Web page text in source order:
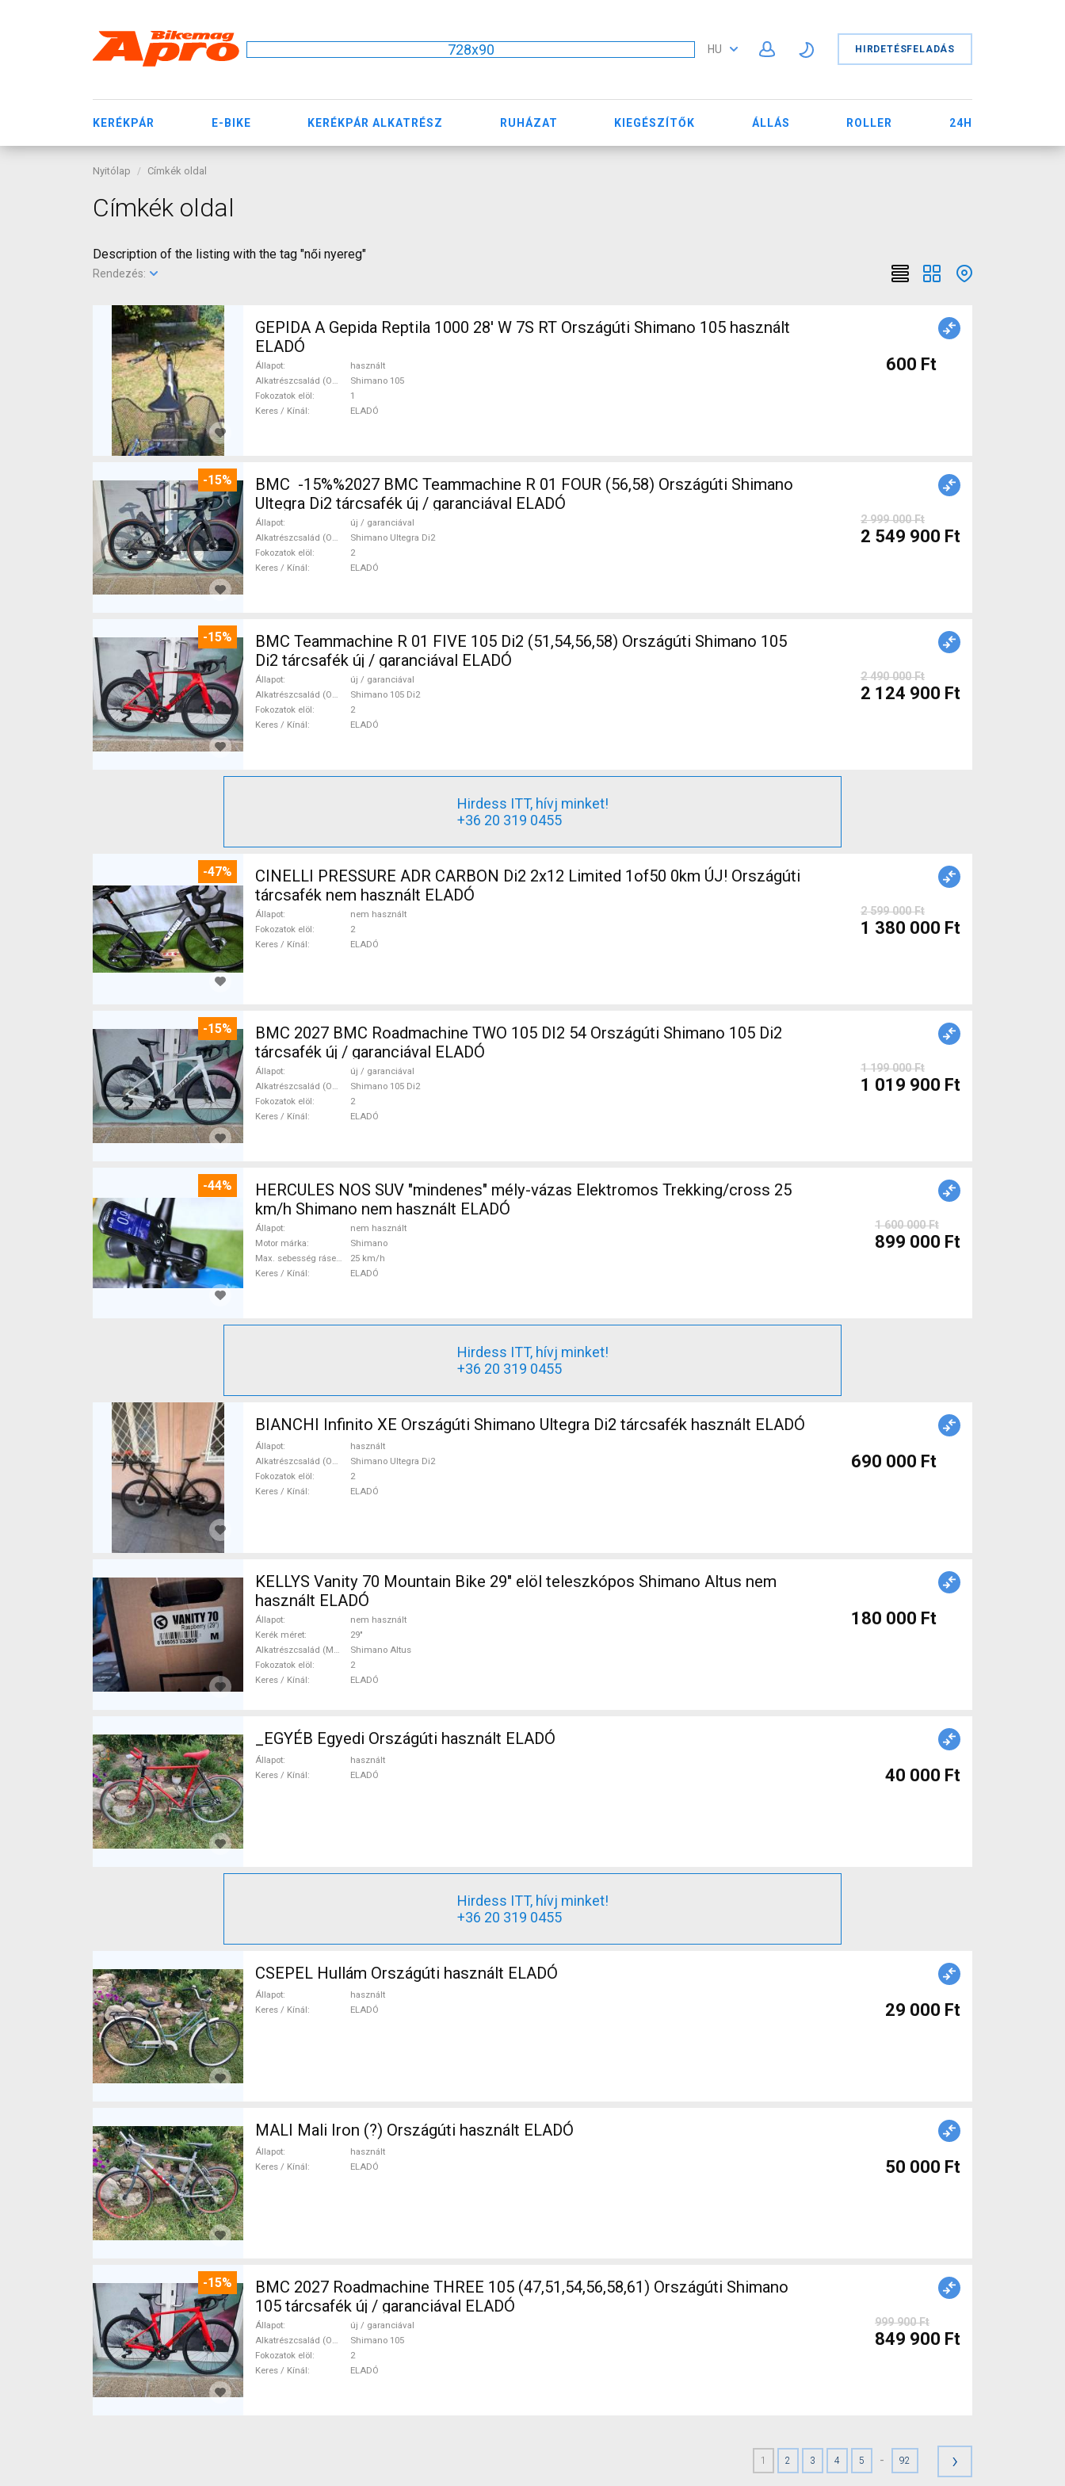
728x90 HU HIRDETÉSFELADÁS
KERÉKPÁR E-BIKE KERÉKPÁR ALKATRÉSZ RUHÁZAT KIEGÉSZÍTŐK ÁLLÁS ROLLER 24H
Nyitólap Címkék oldal
Címkék oldal
Description of the listing with the tag "női nyereg"
Rendezés:
GEPIDA A Gepida Reptila 1000 28' W 7S RT Országúti Shimano 105 használt
ELADÓ
Állapot
használt
Alkatrészcsalád (Outi)
Shimano 105
Fokozatok elöl
1
Keres / Kínál
ELADÓ
600 Ft
-15%
BMC -15%%2027 BMC Teammachine R 01 FOUR (56,58) Országúti Shimano
Ultegra Di2 tárcsafék új / garanciával ELADÓ
Állapot
új / garanciával
Alkatrészcsalád (Outi)
Shimano Ultegra Di2
Fokozatok elöl
2
Keres / Kínál
ELADÓ
2 999 000 Ft
2 549 900 Ft
-15%
BMC Teammachine R 01 FIVE 105 Di2 (51,54,56,58) Országúti Shimano 105
Di2 tárcsafék új / garanciával ELADÓ
Állapot
új / garanciával
Alkatrészcsalád (Outi)
Shimano 105 Di2
Fokozatok elöl
2
Keres / Kínál
ELADÓ
2 490 000 Ft
2 124 900 Ft
Hirdess ITT, hívj minket!
+36 20 319 0455
-47%
CINELLI PRESSURE ADR CARBON Di2 2x12 Limited 1of50 0km ÚJ! Országúti
tárcsafék nem használt ELADÓ
Állapot
nem használt
Fokozatok elöl
2
Keres / Kínál
ELADÓ
2 599 000 Ft
1 380 000 Ft
-15%
BMC 2027 BMC Roadmachine TWO 105 DI2 54 Országúti Shimano 105 Di2
tárcsafék új / garanciával ELADÓ
Állapot
új / garanciával
Alkatrészcsalád (Outi)
Shimano 105 Di2
Fokozatok elöl
2
Keres / Kínál
ELADÓ
1 199 000 Ft
1 019 900 Ft
-44%
HERCULES NOS SUV "mindenes" mély-vázas Elektromos Trekking/cross 25
km/h Shimano nem használt ELADÓ
Állapot
nem használt
Motor márka
Shimano
Max. sebesség rásegítéssel
25 km/h
Keres / Kínál
ELADÓ
1 600 000 Ft
899 000 Ft
Hirdess ITT, hívj minket!
+36 20 319 0455
BIANCHI Infinito XE Országúti Shimano Ultegra Di2 tárcsafék használt ELADÓ
Állapot
használt
Alkatrészcsalád (Outi)
Shimano Ultegra Di2
Fokozatok elöl
2
Keres / Kínál
ELADÓ
690 000 Ft
KELLYS Vanity 70 Mountain Bike 29" elöl teleszkópos Shimano Altus nem
használt ELADÓ
Állapot
nem használt
Kerék méret
29"
Alkatrészcsalád (MTB)
Shimano Altus
Fokozatok elöl
2
Keres / Kínál
ELADÓ
180 000 Ft
_EGYÉB Egyedi Országúti használt ELADÓ
Állapot
használt
Keres / Kínál
ELADÓ 40 000 Ft
Hirdess ITT, hívj minket!
+36 20 319 0455
CSEPEL Hullám Országúti használt ELADÓ
Állapot
használt
Keres / Kínál
ELADÓ 29 000 Ft
MALI Mali Iron (?) Országúti használt ELADÓ
Állapot
használt
Keres / Kínál
ELADÓ 50 000 Ft
-15%
BMC 2027 Roadmachine THREE 105 (47,51,54,56,58,61) Országúti Shimano
105 tárcsafék új / garanciával ELADÓ
Állapot
új / garanciával
Alkatrészcsalád (Outi)
Shimano 105
Fokozatok elöl
2
Keres / Kínál
ELADÓ
999 900 Ft
849 900 Ft
1 2 3 4 5 - 92 ›